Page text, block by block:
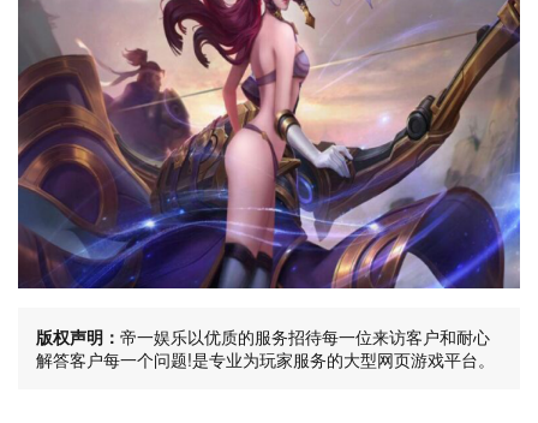
版权声明： 帝一娱乐以优质的服务招待每一位来访客户和耐心
解答客户每一个问题!是专业为玩家服务的大型网页游戏平台。